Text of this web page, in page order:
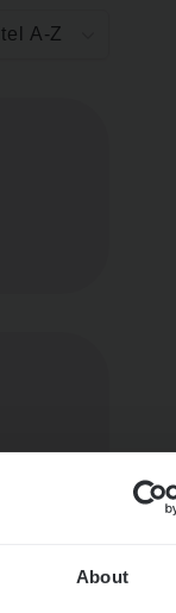
About
A-Z